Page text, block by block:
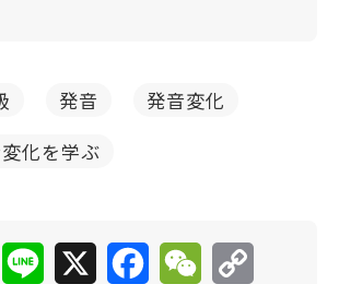
発音
発音変化
化を学ぶ
Line FacebookWeChat